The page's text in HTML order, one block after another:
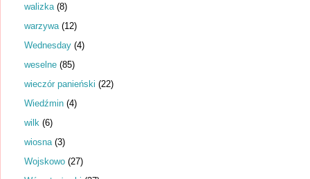
walizka (8)
warzywa (12)
Wednesday (4)
weselne (85)
wieczór panieński (22)
Wiedźmin (4)
wilk (6)
wiosna (3)
Wojskowo (27)